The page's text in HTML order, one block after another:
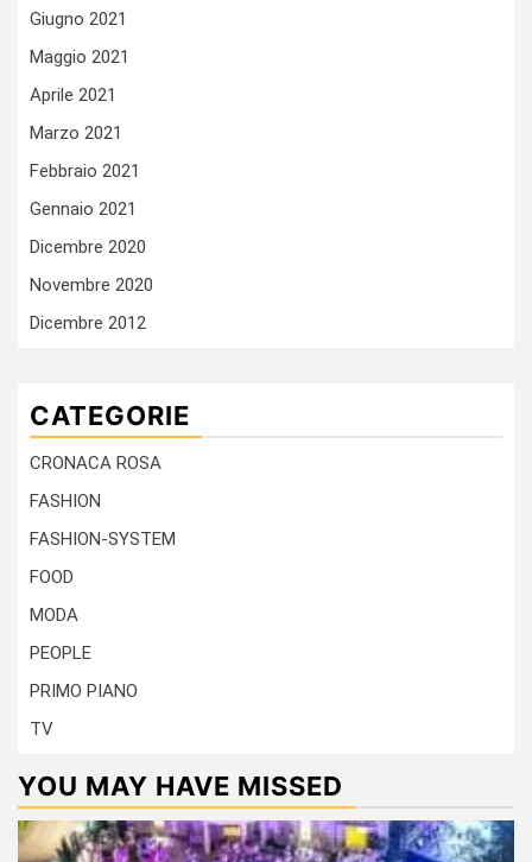
Giugno 2021
Maggio 2021
Aprile 2021
Marzo 2021
Febbraio 2021
Gennaio 2021
Dicembre 2020
Novembre 2020
Dicembre 2012
CATEGORIE
CRONACA ROSA
FASHION
FASHION-SYSTEM
FOOD
MODA
PEOPLE
PRIMO PIANO
TV
YOU MAY HAVE MISSED